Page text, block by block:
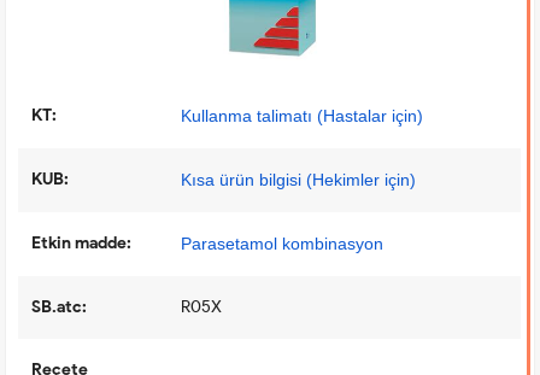
KT: Kullanma talimatı (Hastalar için)
KUB: Kısa ürün bilgisi (Hekimler için)
Etkin madde: Parasetamol kombinasyon
SB.atc: R05X
Reçete